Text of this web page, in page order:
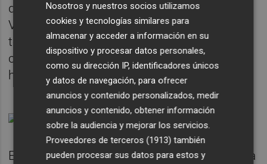
que la etapa de Meriton debe acabar y que el
Valencia ha de volver a ser un Valencia de
todos”. Acabó su discurso con un alto y
claro: “Per la dignitat del València CF, Lim go
home”.
El siguiente turno fue para una mujer, Azhara
Nosotros y nuestros socios utilizamos
cookies y tecnologías similares para
almacenar y acceder a información en su
dispositivo y procesar datos personales,
como su dirección IP, identificadores únicos
y datos de navegación, para ofrecer
anuncios y contenido personalizados, medir
anuncios y contenido, obtener información
sobre la audiencia y mejorar los servicios.
Proveedores de terceros (1913) también
pueden procesar sus datos para estos y